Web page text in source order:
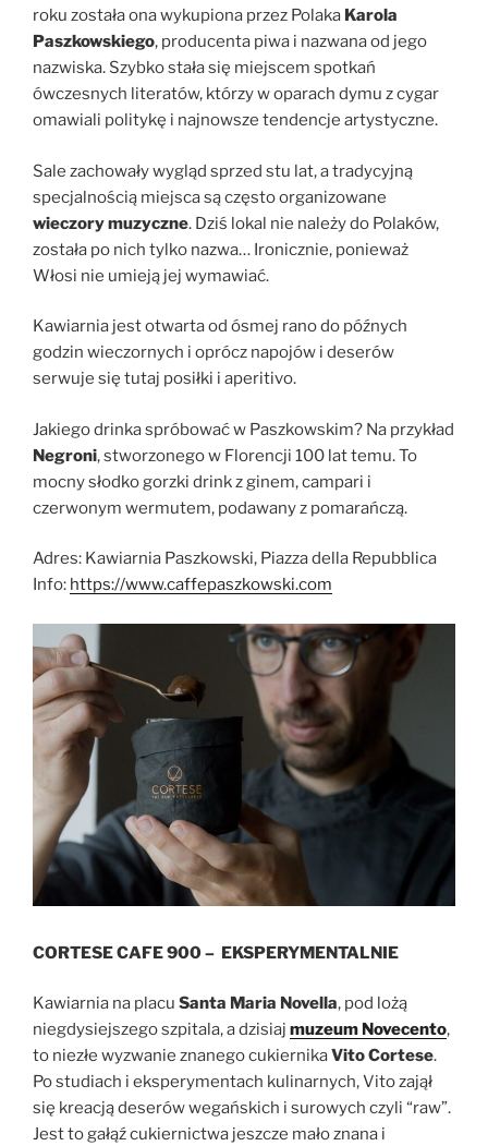
roku została ona wykupiona przez Polaka Karola
Paszkowskiego, producenta piwa i nazwana od jego
nazwiska. Szybko stała się miejscem spotkań
ówczesnych literatów, którzy w oparach dymu z cygar
omawiali politykę i najnowsze tendencje artystyczne.
Sale zachowały wygląd sprzed stu lat, a tradycyjną
specjalnością miejsca są często organizowane
wieczory muzyczne. Dziś lokal nie należy do Polaków,
została po nich tylko nazwa… Ironicznie, ponieważ
Włosi nie umieją jej wymawiać.
Kawiarnia jest otwarta od ósmej rano do późnych
godzin wieczornych i oprócz napojów i deserów
serwuje się tutaj posiłki i aperitivo.
Jakiego drinka spróbować w Paszkowskim? Na przykład
Negroni, stworzonego w Florencji 100 lat temu. To
mocny słodko gorzki drink z ginem, campari i
czerwonym wermutem, podawany z pomarańczą.
Adres: Kawiarnia Paszkowski, Piazza della Repubblica
Info: https://www.caffepaszkowski.com
CORTESE CAFE 900 – EKSPERYMENTALNIE
Kawiarnia na placu Santa Maria Novella, pod lożą
niegdysiejszego szpitala, a dzisiaj muzeum Novecento,
to niezłe wyzwanie znanego cukiernikaVito Cortese.
Po studiach i eksperymentach kulinarnych, Vito zajął
się kreacją deserów wegańskich i surowych czyli “raw”.
Jest to gałąź cukiernictwa jeszcze mało znana i